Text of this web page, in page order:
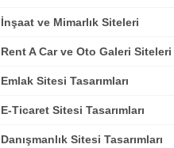
İnşaat ve Mimarlık Siteleri
Rent A Car ve Oto Galeri Siteleri
Emlak Sitesi Tasarımları
E-Ticaret Sitesi Tasarımları
Danışmanlık Sitesi Tasarımları